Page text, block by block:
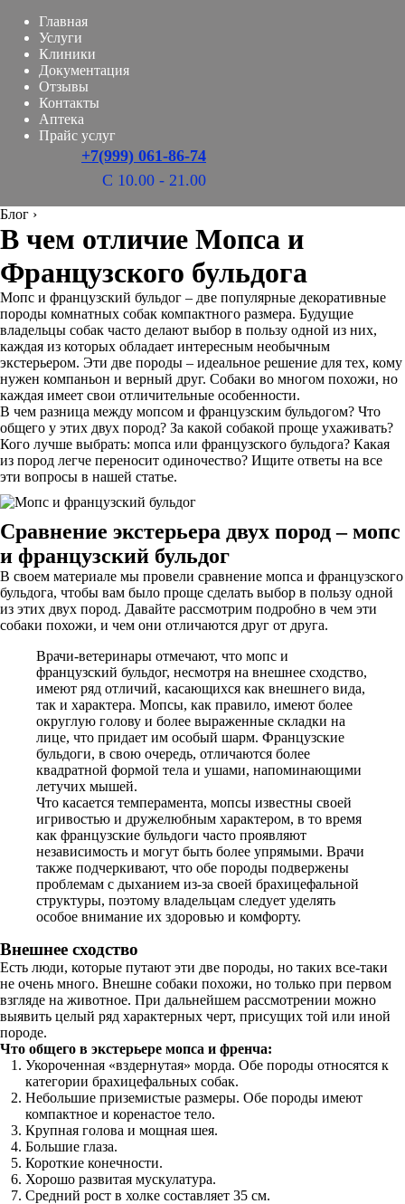
Главная
Услуги
Клиники
Документация
Отзывы
Контакты
Аптека
Прайс услуг
+7(999) 061-86-74
С 10.00 - 21.00
Блог ›
В чем отличие Мопса и
Французского бульдога
Мопс и французский бульдог – две популярные декоративные
породы комнатных собак компактного размера. Будущие
владельцы собак часто делают выбор в пользу одной из них,
каждая из которых обладает интересным необычным
экстерьером. Эти две породы – идеальное решение для тех, кому
нужен компаньон и верный друг. Собаки во многом похожи, но
каждая имеет свои отличительные особенности.
В чем разница между мопсом и французским бульдогом? Что
общего у этих двух пород? За какой собакой проще ухаживать?
Кого лучше выбрать: мопса или французского бульдога? Какая
из пород легче переносит одиночество? Ищите ответы на все
эти вопросы в нашей статье.
Сравнение экстерьера двух пород – мопс
и французский бульдог
В своем материале мы провели сравнение мопса и французского
бульдога, чтобы вам было проще сделать выбор в пользу одной
из этих двух пород. Давайте рассмотрим подробно в чем эти
собаки похожи, и чем они отличаются друг от друга.
Врачи-ветеринары отмечают, что мопс и
французский бульдог, несмотря на внешнее сходство,
имеют ряд отличий, касающихся как внешнего вида,
так и характера. Мопсы, как правило, имеют более
округлую голову и более выраженные складки на
лице, что придает им особый шарм. Французские
бульдоги, в свою очередь, отличаются более
квадратной формой тела и ушами, напоминающими
летучих мышей.
Что касается темперамента, мопсы известны своей
игривостью и дружелюбным характером, в то время
как французские бульдоги часто проявляют
независимость и могут быть более упрямыми. Врачи
также подчеркивают, что обе породы подвержены
проблемам с дыханием из-за своей брахицефальной
структуры, поэтому владельцам следует уделять
особое внимание их здоровью и комфорту.
Внешнее сходство
Есть люди, которые путают эти две породы, но таких все-таки
не очень много. Внешне собаки похожи, но только при первом
взгляде на животное. При дальнейшем рассмотрении можно
выявить целый ряд характерных черт, присущих той или иной
породе.
Что общего в экстерьере мопса и френча:
Укороченная «вздернутая» морда. Обе породы относятся к
категории брахицефальных собак.
Небольшие приземистые размеры. Обе породы имеют
компактное и коренастое тело.
Крупная голова и мощная шея.
Большие глаза.
Короткие конечности.
Хорошо развитая мускулатура.
Средний рост в холке составляет 35 см.